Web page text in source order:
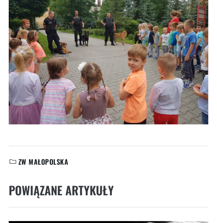
KATEGORIE:
ZW MAŁOPOLSKA
POWIĄZANE ARTYKUŁY